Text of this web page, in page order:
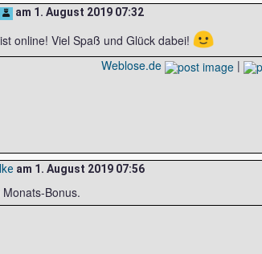
am 1. August 2019 07:32
online! Viel Spaß und Glück dabei! 🙂
Weblose.de |
am 1. August 2019 07:56
Bonus.